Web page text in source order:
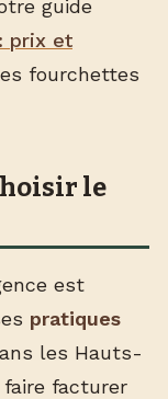
guide
prix et
fourchettes
le
est
pratiques
les Hauts-
facturer